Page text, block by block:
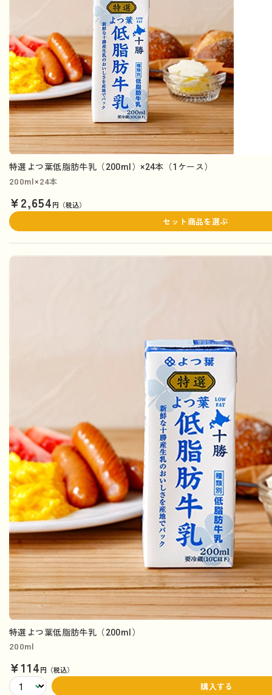
特選よつ葉低脂肪牛乳（200ml）×24本（1ケース）
200ml×24本
¥2,654円（税込）
セット商品を選ぶ
特選よつ葉低脂肪牛乳（200ml）
200ml
¥114円（税込）
購入する